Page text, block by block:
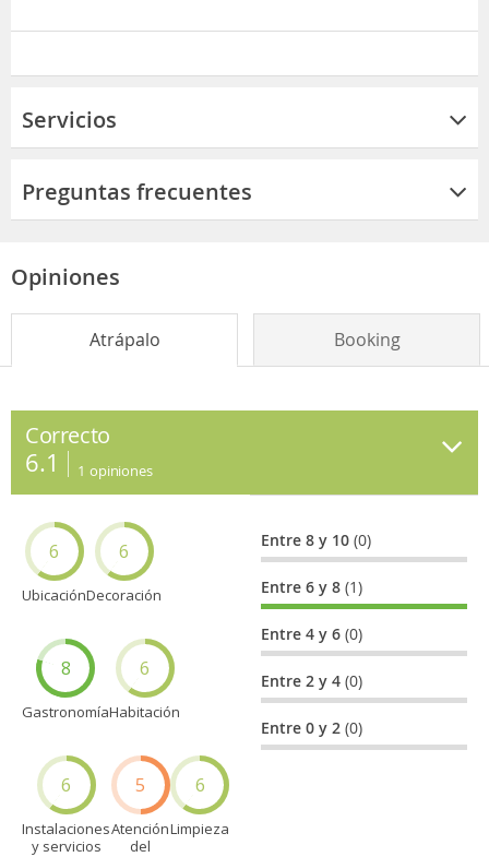
Servicios
Preguntas frecuentes
Opiniones
Atrápalo Booking
Correcto
6.1 1 opiniones
6
Ubicación
6
Decoración
8
Gastronomía
6
Habitación
6
Instalaciones
y servicios
5
Atención
del
6
Limpieza
Entre 8 y 10(0)
Entre 6 y 8(1)
Entre 4 y 6(0)
Entre 2 y 4(0)
Entre 0 y 2(0)